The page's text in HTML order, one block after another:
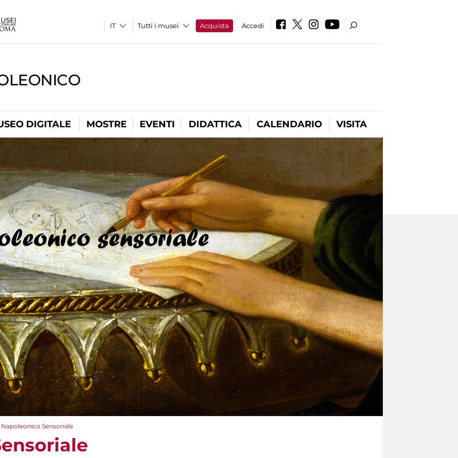
Tutti i musei Acquista Accedi
DIGITALE MOSTRE EVENTI DIDATTICA CALENDARIO VISITA
Napoleonico Sensoriale